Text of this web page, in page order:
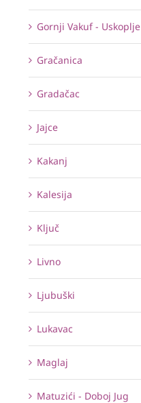
Gornji Vakuf - Uskoplje
Gračanica
Gradačac
Jajce
Kakanj
Kalesija
Ključ
Livno
Ljubuški
Lukavac
Maglaj
Matuzići - Doboj Jug